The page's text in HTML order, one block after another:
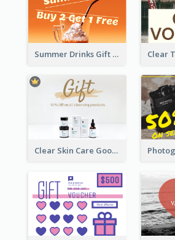
Summer Drinks Gift Card
Clear Skin Care Goods Gift Card